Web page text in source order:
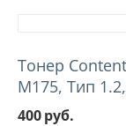
Тонер
M175, Тип
400руб.